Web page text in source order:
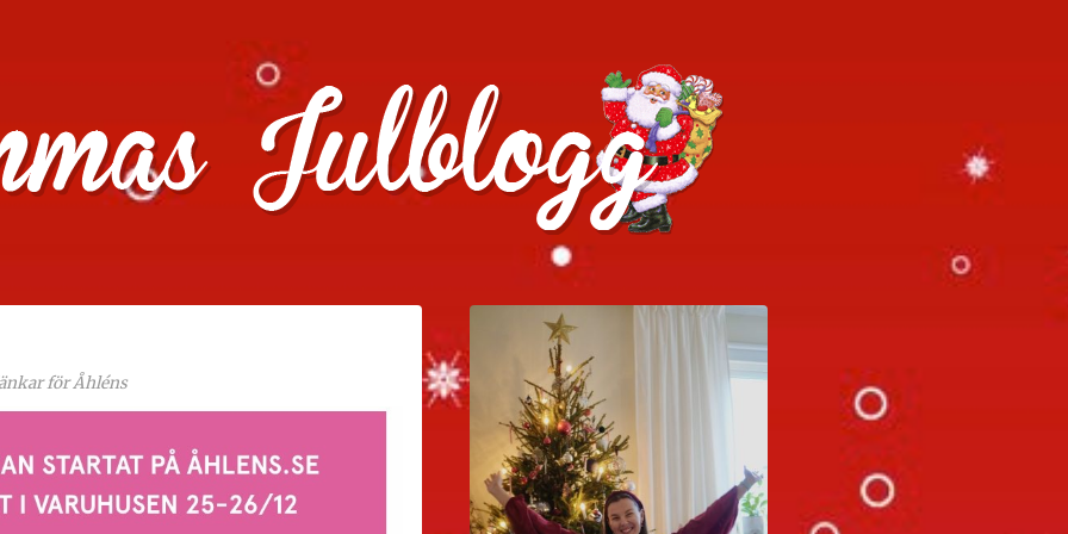
julklappstips, julkalendrar, adventskalendrar , julpyssel och julrecept!
för Åhléns